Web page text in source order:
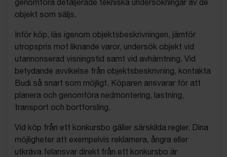
genomföra detaljerade tekniska undersökningar av de
objekt som säljs.
Inför köp, läs igenom objektsbeskrivningen, jämför
utropspris mot liknande varor, undersök objekt vid
utannonserad visningstid samt vid avhämtning. Vid
betydande avvikelse från objektsbeskrivning, kontakta
Budi så snart som möjligt. Köparen ansvarar för att
planera och genomföra nedmontering, lastning,
transport och bortforsling.
Vid köp från ett konkursbo gäller särskilda regler. Dina
möjligheter att exempelvis reklamera, ångra eller
utkräva felansvar direkt från ett konkursbo är